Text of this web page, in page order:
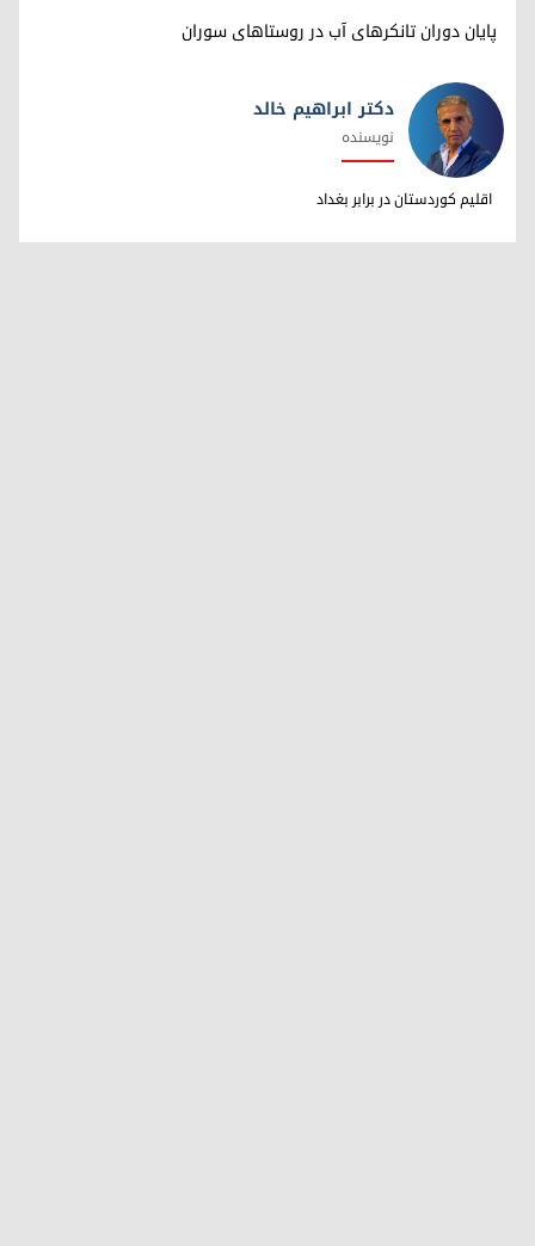
پایان دوران تانکرهای آب در روستاهای سوران
دکتر ابراهیم خالد
دکتر ابراهیم خالد
نویسنده
اقلیم کوردستان در برابر بغداد